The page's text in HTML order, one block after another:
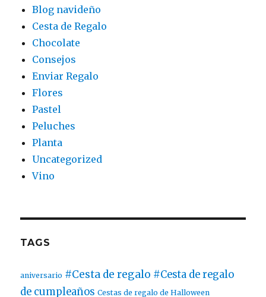
Blog navideño
Cesta de Regalo
Chocolate
Consejos
Enviar Regalo
Flores
Pastel
Peluches
Planta
Uncategorized
Vino
TAGS
aniversario #Cesta de regalo #Cesta de regalo
de cumpleaños Cestas de regalo de Halloween